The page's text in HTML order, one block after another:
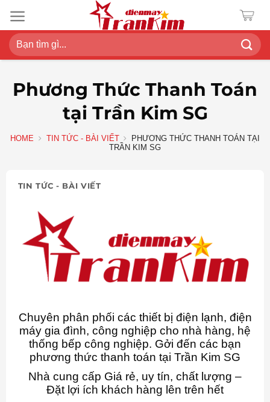
đến
nội
dung
Search
for:
Phương Thức Thanh Toán
tại Trần Kim SG
HOME TIN TỨC - BÀI VIẾT
PHƯƠNG THỨC THANH TOÁN TẠI
TRẦN KIM SG
TIN TỨC - BÀI VIẾT
Chuyên phân phối các thiết bị điện lạnh, điện
máy gia đình, công nghiệp cho nhà hàng, hệ
thống bếp công nghiệp. Gởi đến các bạn
phương thức thanh toán tại Trần Kim SG
Nhà cung cấp Giá rẻ, uy tín, chất lượng –
Đặt lợi ích khách hàng lên trên hết